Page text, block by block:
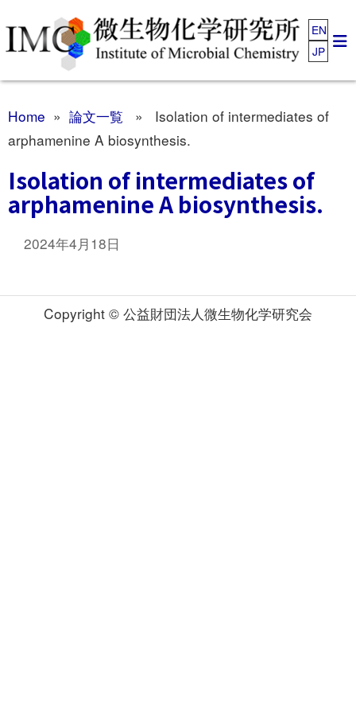
EN
JP
Home » 論文一覧 » Isolation of intermediates of
arphamenine A biosynthesis.
Isolation of intermediates of
arphamenine A biosynthesis.
2024年4月18日
Copyright © 公益財団法人微生物化学研究会